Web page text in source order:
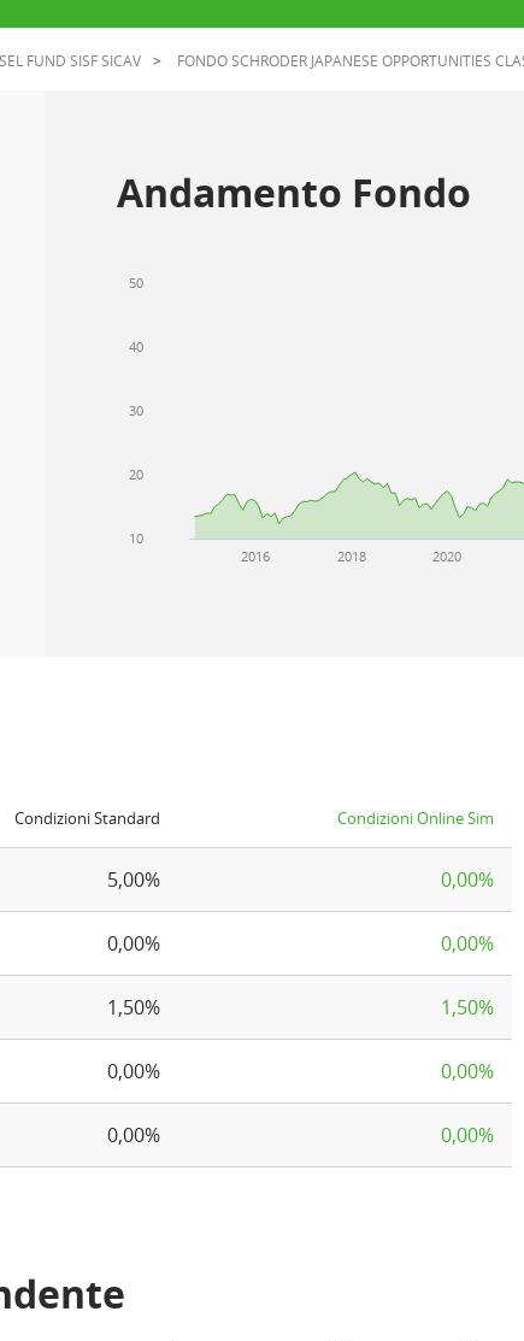
FUND SISF SICAV FONDO SCHRODER JAPANESE OPPORTUNITIES
Andamento Fondo
2016 2018 2020
10
20
30
40
50
Condizioni Standard Condizioni Online Sim
5,00% 0,00%
0,00% 0,00%
1,50% 1,50%
0,00% 0,00%
0,00% 0,00%